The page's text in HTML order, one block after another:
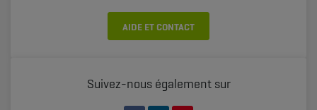
AIDE ET CONTACT
Suivez-nous également sur